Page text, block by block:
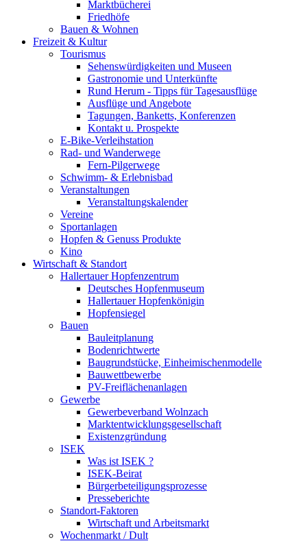
Marktbücherei
Friedhöfe
Bauen & Wohnen
Freizeit & Kultur
Tourismus
Sehenswürdigkeiten und Museen
Gastronomie und Unterkünfte
Rund Herum - Tipps für Tagesausflüge
Ausflüge und Angebote
Tagungen, Banketts, Konferenzen
Kontakt u. Prospekte
E-Bike-Verleihstation
Rad- und Wanderwege
Fern-Pilgerwege
Schwimm- & Erlebnisbad
Veranstaltungen
Veranstaltungskalender
Vereine
Sportanlagen
Hopfen & Genuss Produkte
Kino
Wirtschaft & Standort
Hallertauer Hopfenzentrum
Deutsches Hopfenmuseum
Hallertauer Hopfenkönigin
Hopfensiegel
Bauen
Bauleitplanung
Bodenrichtwerte
Baugrundstücke, Einheimischenmodelle
Bauwettbewerbe
PV-Freiflächenanlagen
Gewerbe
Gewerbeverband Wolnzach
Marktentwicklungsgesellschaft
Existenzgründung
ISEK
Was ist ISEK ?
ISEK-Beirat
Bürgerbeteiligungsprozesse
Presseberichte
Standort-Faktoren
Wirtschaft und Arbeitsmarkt
Wochenmarkt / Dult